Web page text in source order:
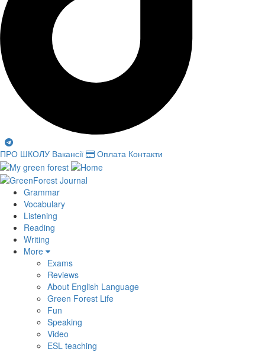
ПРО ШКОЛУ Вакансії Оплата Контакти
Grammar
Vocabulary
Listening
Reading
Writing
More
Exams
Reviews
About English Language
Green Forest Life
Fun
Speaking
Video
ESL teaching